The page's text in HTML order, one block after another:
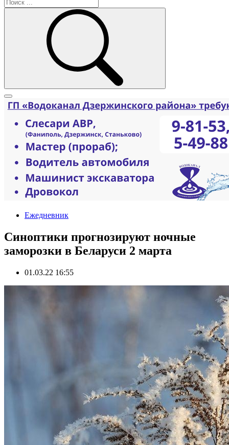
Ежедневник
Синоптики прогнозируют ночные
заморозки в Беларуси 2 марта
01.03.22 16:55